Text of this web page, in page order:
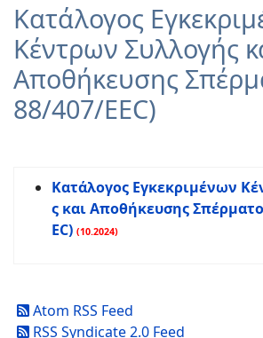
Κατάλογος
Κέντρων Συλλογής
Αποθήκευσης
88/407/EEC)
Κατάλογος Εγκεκριμένων
ς και Αποθήκευσης
EC) (10.2024)
Atom RSS Feed
RSS Syndicate 2.0 Feed